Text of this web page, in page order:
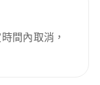
間內取消，